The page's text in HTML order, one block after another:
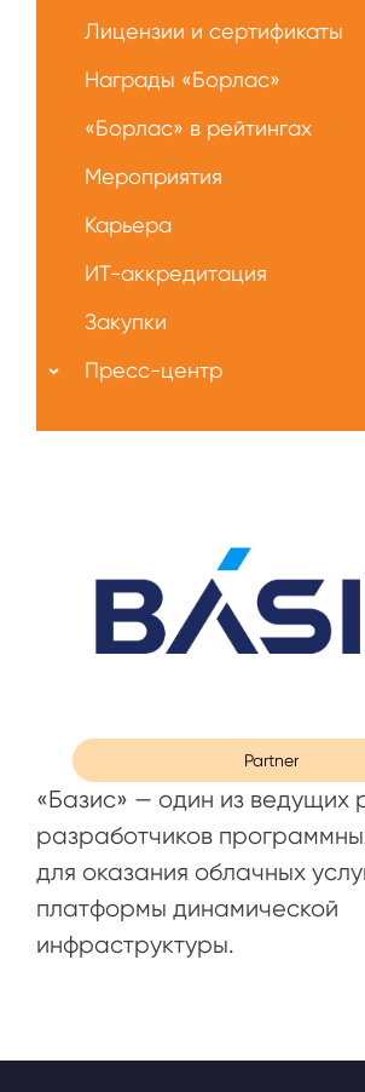
Partner
«Базис» — один из ведущих
разработчиков
для оказания облачных
платформы динамической
инфраструктуры.
Лицензии и сертификаты
Награды «Борлас»
«Борлас» в рейтингах
Мероприятия
Карьера
ИТ-аккредитация
Закупки
Пресс-центр